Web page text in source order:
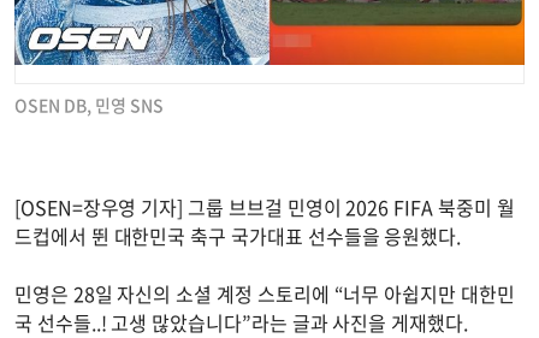
OSEN DB, 민영 SNS
[OSEN=장우영 기자] 그룹 브브걸 민영이 2026 FIFA 북중미 월
드컵에서 뛴 대한민국 축구 국가대표 선수들을 응원했다.
민영은 28일 자신의 소셜 계정 스토리에 “너무 아쉽지만 대한민
국 선수들..! 고생 많았습니다”라는 글과 사진을 게재했다.